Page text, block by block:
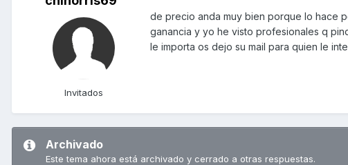
Invitados
de precio anda muy bien porque lo hace
ganancia y yo he visto profesionales q
le importa os dejo su mail para quien le
Archivado
Este tema ahora está archivado y cerrado a otras respuestas.